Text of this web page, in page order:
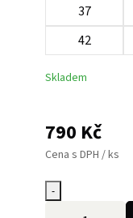
37
42
Skladem
790 Kč
Cena s DPH / ks
-